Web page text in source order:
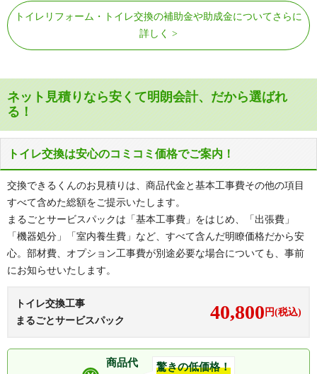
トイレリフォーム・トイレ交換の補助金や助成金についてさらに
詳しく
ネット見積りなら安くて明朗会計、だから選ばれ
る！
トイレ交換は安心のコミコミ価格でご案内！
交換できるくんのお見積りは、商品代金と基本工事費その他の項目
すべて含めた総額をご提示いたします。
まるごとサービスパックは「基本工事費」をはじめ、「出張費」
「機器処分」「室内養生費」など、すべて含んだ明瞭価格だから安
心。部材費、オプション工事費が別途必要な場合についても、事前
にお知らせいたします。
トイレ交換工事
まるごとサービスパック
40,800 円(税込)
商品代 驚きの低価格！